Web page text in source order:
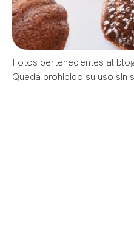
Fotos pertenecientes al
Queda prohibido su uso sin